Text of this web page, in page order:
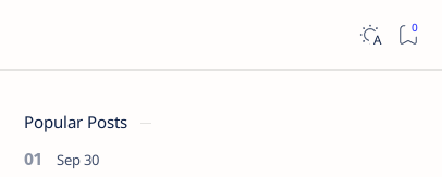
Popular Posts